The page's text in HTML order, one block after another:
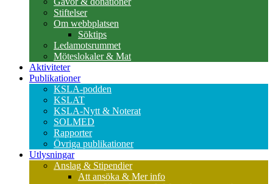
Stiftelser
Om webbplatsen
Söktips
Ledamotsrummet
Möteslokaler & Mat
Aktiviteter
Publikationer
KSLA-podden
KSLAT
KSLA-Nytt & Noterat
SOLMED
Rapporter
Övriga publikationer
Utlysningar
Anslag & Stipendier
Att ansöka & Mer info